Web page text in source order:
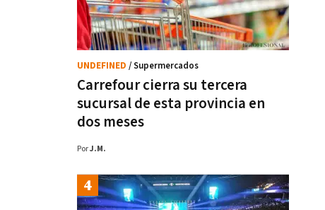
Carrefour cierra su tercera
sucursal de esta provincia en
dos meses
UNDEFINED / Supermercados
PorJ.M.